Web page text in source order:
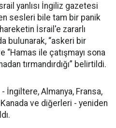
yanlısı İngiliz gazetesi
sesleri bile tam bir panik
İsrail'e zararlı
bulunarak, “askeri bir
“Hamas ile çatışmayı sona
tırmandırdığı” belirtildi.
İngiltere, Almanya, Fransa,
ve diğerleri - yeniden